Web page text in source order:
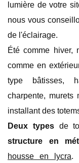
lumière de votre
nous vous
de l'éclairage.
Été comme hiver,
comme en
type bâtisses,
charpente,
installant des
Deux typesde
structure en
housse en lycra.